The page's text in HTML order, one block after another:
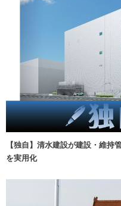
【独自】清水建設が建設・維
を実用化